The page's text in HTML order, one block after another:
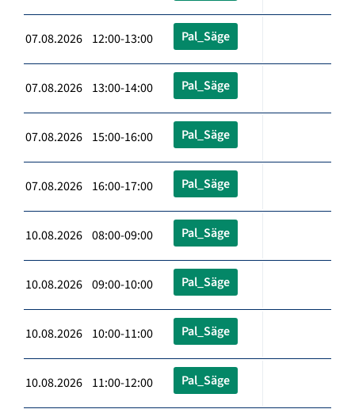
07.08.2026 12:00-13:00 Pal_Säge
07.08.2026 13:00-14:00 Pal_Säge
07.08.2026 15:00-16:00 Pal_Säge
07.08.2026 16:00-17:00 Pal_Säge
10.08.2026 08:00-09:00 Pal_Säge
10.08.2026 09:00-10:00 Pal_Säge
10.08.2026 10:00-11:00 Pal_Säge
10.08.2026 11:00-12:00 Pal_Säge